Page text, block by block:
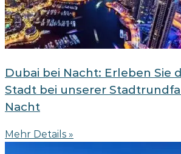
Dubai bei Nacht: Erleben Sie
Stadt bei unserer
Nacht
Mehr Details »